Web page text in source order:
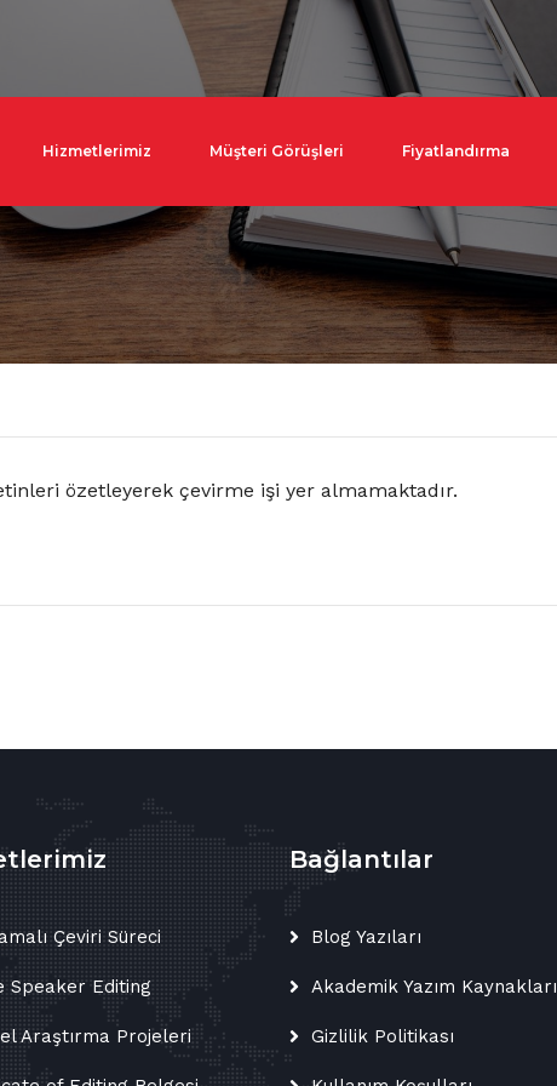
Hizmetlerimiz Müşteri Görüşleri Fiyatlandırma
özetleyerek çevirme işi yer almamaktadır.
Çeviri Süreci
Speaker Editing
Araştırma Projeleri
Bağlantılar
Blog Yazıları
Akademik Yazım Kaynakları
Gizlilik Politikası